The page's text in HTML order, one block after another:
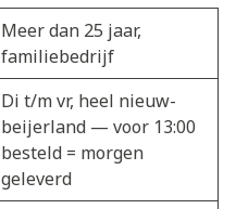
Meer dan 25 jaar,
familiebedrijf
Di t/m vr, heel nieuw-
beijerland — voor 13:00
besteld = morgen
geleverd